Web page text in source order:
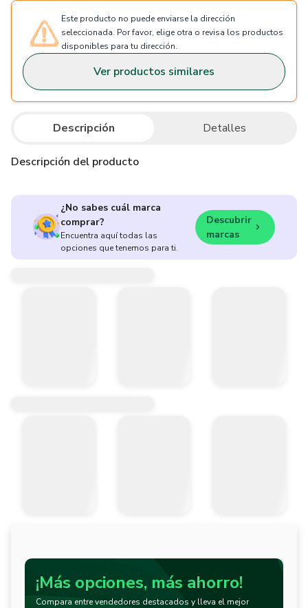
Este producto no puede enviarse la dirección
seleccionada. Por favor, elige otra o revisa los productos
disponibles para tu dirección.
Ver productos similares
Descripción Detalles
Descripción del producto
¿No sabes cuál marca
comprar?
Encuentra aquí todas las
opciones que tenemos para ti.
Descubrir
marcas
¡Más opciones, más ahorro!
Compara entre vendedores destacados y lleva el mejor